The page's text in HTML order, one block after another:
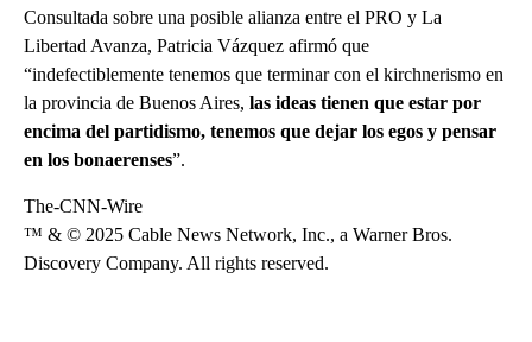
Consultada sobre una posible alianza entre el PRO y La
Libertad Avanza, Patricia Vázquez afirmó que
“indefectiblemente tenemos que terminar con el kirchnerismo en
la provincia de Buenos Aires, las ideas tienen que estar por
encima del partidismo, tenemos que dejar los egos y pensar
en los bonaerenses”.
The-CNN-Wire
™ & © 2025 Cable News Network, Inc., a Warner Bros.
Discovery Company. All rights reserved.